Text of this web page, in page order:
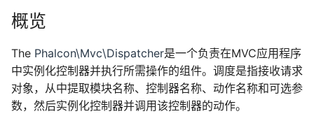
指南
赞助
开发工具
教程 使用案例
性能
DI容器
MVC
命名空间
模型
行为
缓存
事件
图像
HTML 标记工厂
标记（旧版）
视图
转发
参数
准备
获取
加载器
日志记录
HTTP
i18n
版本
概览
The Phalcon\Mvc\Dispatcher是一个负责在MVC应用程序
中实例化控制器并执行所需操作的组件。调度是指接收请求
对象，从中提取模块名称、控制器名称、动作名称和可选参
数，然后实例化控制器并调用该控制器的动作。